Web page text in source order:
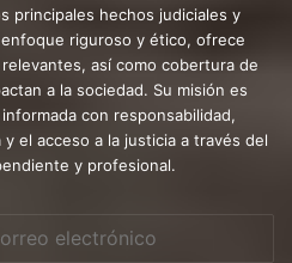
principales hechos judiciales y
riguroso y ético, ofrece
así como cobertura de
a la sociedad. Su misión es
con responsabilidad,
el acceso a la justicia a través del
y profesional.